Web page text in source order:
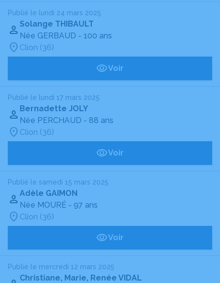
Publié le lundi 24 mars 2025
Solange THIBAULT
Née GERBAUD - 100 ans
Clion (36)
Voir
Publié le lundi 17 mars 2025
Bernadette JOLY
Née PERCHAUD - 88 ans
Clion (36)
Voir
Publié le samedi 15 mars 2025
Adèle GAIMON
Née MOURÉ - 97 ans
Clion (36)
Voir
Publié le mercredi 12 mars 2025
Christiane, Marie, Renée VIDAL